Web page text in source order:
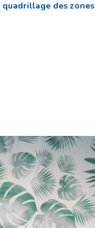
quadrillage des zones